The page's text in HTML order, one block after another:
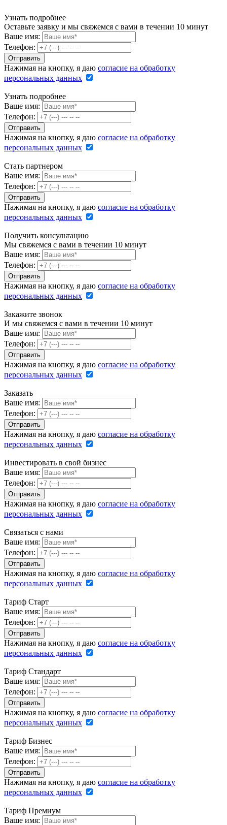
Узнать подробнее
Оставьте заявку и мы свяжемся с вами в течении 10 минут
Ваше имя:
Телефон:
Нажимая на кнопку, я даю согласие на обработку
персональных данных
Узнать подробнее
Ваше имя:
Телефон:
Нажимая на кнопку, я даю согласие на обработку
персональных данных
Стать партнером
Ваше имя:
Телефон:
Нажимая на кнопку, я даю согласие на обработку
персональных данных
Получить консультацию
Мы свяжемся с вами в течении 10 минут
Ваше имя:
Телефон:
Нажимая на кнопку, я даю согласие на обработку
персональных данных
Закажите звонок
И мы свяжемся с вами в течении 10 минут
Ваше имя:
Телефон:
Нажимая на кнопку, я даю согласие на обработку
персональных данных
Заказать
Ваше имя:
Телефон:
Нажимая на кнопку, я даю согласие на обработку
персональных данных
Инвестировать в свой бизнес
Ваше имя:
Телефон:
Нажимая на кнопку, я даю согласие на обработку
персональных данных
Связаться с нами
Ваше имя:
Телефон:
Нажимая на кнопку, я даю согласие на обработку
персональных данных
Тариф Старт
Ваше имя:
Телефон:
Нажимая на кнопку, я даю согласие на обработку
персональных данных
Тариф Стандарт
Ваше имя:
Телефон:
Нажимая на кнопку, я даю согласие на обработку
персональных данных
Тариф Бизнес
Ваше имя:
Телефон:
Нажимая на кнопку, я даю согласие на обработку
персональных данных
Тариф Премиум
Ваше имя: